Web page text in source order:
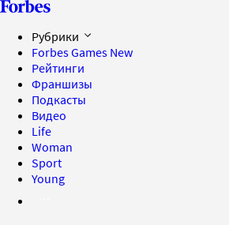
Рубрики
Forbes Games New
Рейтинги
Франшизы
Подкасты
Видео
Life
Woman
Sport
Young